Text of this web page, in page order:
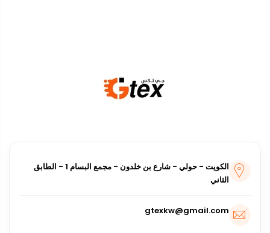
الكويت - حولي - شارع بن خلدون - مجمع البسام 1 - الطابق
الثاني
gtexkw@gmail.com